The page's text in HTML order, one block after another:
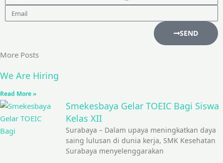
Email
SEND
More Posts
We Are Hiring
Read More »
Smekesbaya Gelar TOEIC Bagi Siswa
Kelas XII
Surabaya – Dalam upaya meningkatkan daya
saing lulusan di dunia kerja, SMK Kesehatan
Surabaya menyelenggarakan